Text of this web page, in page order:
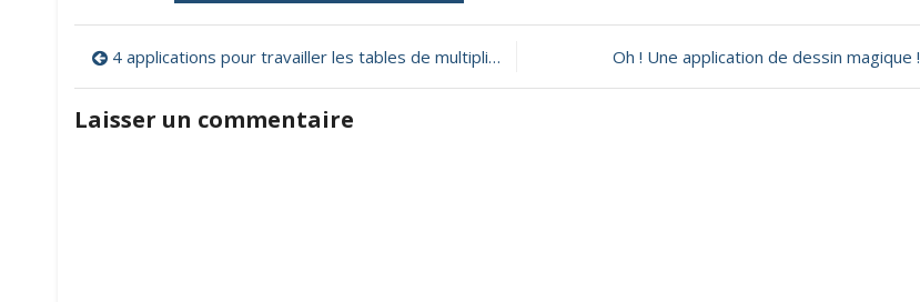
une
carte
Navigation
de
l’article
4 applications pour travailler les tables de multiplication Oh ! Une application de dessin magique !
Laisser un commentaire